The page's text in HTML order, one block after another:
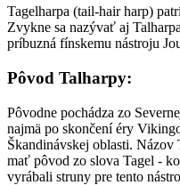
Tagelharpa (tail-hair harp)
Zvykne sa nazývať aj
príbuzná fínskemu nástroju
Pôvod Talharpy:
Pôvodne pochádza zo
najmä po skončení éry
Škandinávskej oblasti. Názov
mať pôvod zo slova Tagel -
vyrábali struny pre tento